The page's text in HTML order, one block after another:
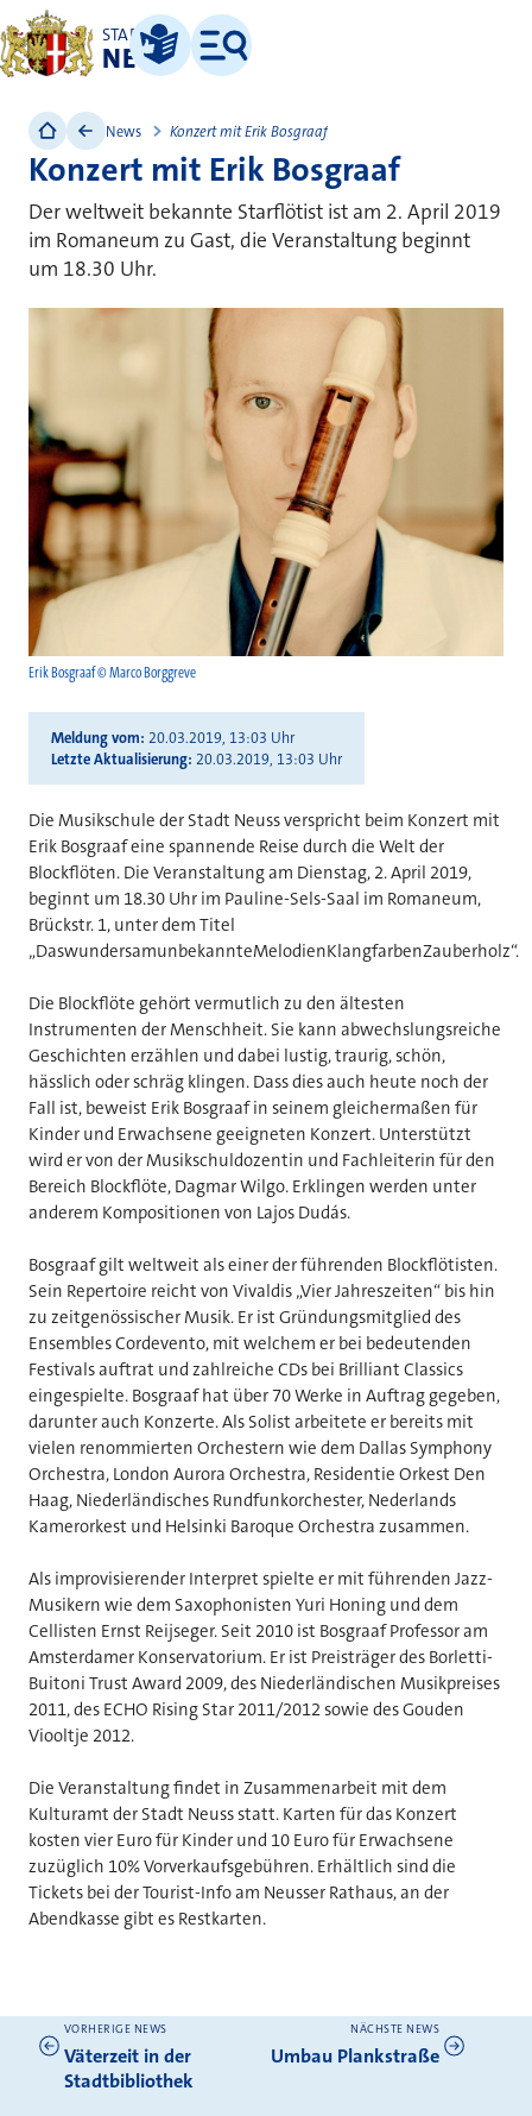
STADT
NEUSS
Leichte Sprache
Menü
Erik Bosgraaf © Marco Borggreve
News Konzert mit Erik Bosgraaf
Konzert mit Erik Bosgraaf
Der weltweit bekannte Starflötist ist am 2. April 2019
im Romaneum zu Gast, die Veranstaltung beginnt
um 18.30 Uhr.
Meldung vom 20.03.2019, 13:03 Uhr
Letzte Aktualisierung 20.03.2019, 13:03 Uhr
Die Musikschule der Stadt Neuss verspricht beim Konzert mit
Erik Bosgraaf eine spannende Reise durch die Welt der
Blockflöten. Die Veranstaltung am Dienstag, 2. April 2019,
beginnt um 18.30 Uhr im Pauline-Sels-Saal im Romaneum,
Brückstr. 1, unter dem Titel
„DaswundersamunbekannteMelodienKlangfarbenZauberholz“.
Die Blockflöte gehört vermutlich zu den ältesten
Instrumenten der Menschheit. Sie kann abwechslungsreiche
Geschichten erzählen und dabei lustig, traurig, schön,
hässlich oder schräg klingen. Dass dies auch heute noch der
Fall ist, beweist Erik Bosgraaf in seinem gleichermaßen für
Kinder und Erwachsene geeigneten Konzert. Unterstützt
wird er von der Musikschuldozentin und Fachleiterin für den
Bereich Blockflöte, Dagmar Wilgo. Erklingen werden unter
anderem Kompositionen von Lajos Dudás.
Bosgraaf gilt weltweit als einer der führenden Blockflötisten.
Sein Repertoire reicht von Vivaldis „Vier Jahreszeiten“ bis hin
zu zeitgenössischer Musik. Er ist Gründungsmitglied des
Ensembles Cordevento, mit welchem er bei bedeutenden
Festivals auftrat und zahlreiche CDs bei Brilliant Classics
eingespielte. Bosgraaf hat über 70 Werke in Auftrag gegeben,
darunter auch Konzerte. Als Solist arbeitete er bereits mit
vielen renommierten Orchestern wie dem Dallas Symphony
Orchestra, London Aurora Orchestra, Residentie Orkest Den
Haag, Niederländisches Rundfunkorchester, Nederlands
Kamerorkest und Helsinki Baroque Orchestra zusammen.
Als improvisierender Interpret spielte er mit führenden Jazz-
Musikern wie dem Saxophonisten Yuri Honing und dem
Cellisten Ernst Reijseger. Seit 2010 ist Bosgraaf Professor am
Amsterdamer Konservatorium. Er ist Preisträger des Borletti-
Buitoni Trust Award 2009, des Niederländischen Musikpreises
2011, des ECHO Rising Star 2011/2012 sowie des Gouden
Viooltje 2012.
Die Veranstaltung findet in Zusammenarbeit mit dem
Kulturamt der Stadt Neuss statt. Karten für das Konzert
kosten vier Euro für Kinder und 10 Euro für Erwachsene
zuzüglich 10% Vorverkaufsgebühren. Erhältlich sind die
Tickets bei der Tourist-Info am Neusser Rathaus, an der
Abendkasse gibt es Restkarten.
Weitere News
VORHERIGE NEWS
Väterzeit in der
Stadtbibliothek
NÄCHSTE NEWS
Umbau Plankstraße